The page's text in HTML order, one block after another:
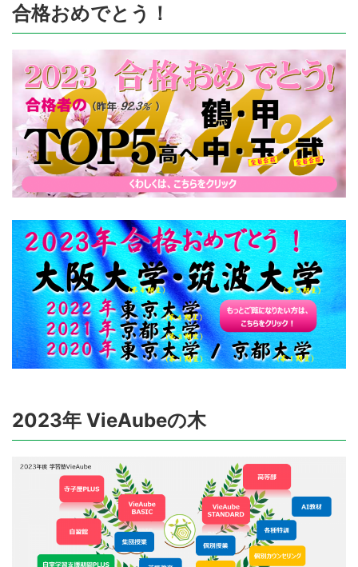
合格おめでとう！
2023年 VieAubeの木